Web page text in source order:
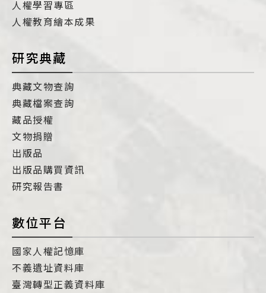
人權學習專區
人權教育繪本成果
研究典藏
典藏文物查詢
典藏檔案查詢
藏品授權
文物捐贈
出版品
出版品購買資訊
研究報告書
數位平台
國家人權記憶庫
不義遺址資料庫
臺灣轉型正義資料庫